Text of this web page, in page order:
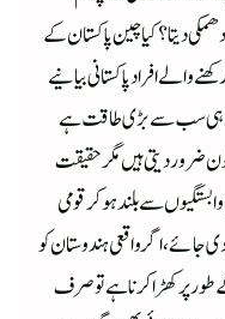
دیتا؟ کیا چین پاکستان کے
والے افراد پاکستانی بیانیے
ہی سب سے بڑی طاقت ہے
ضرور دیتی ہیں مگر حقیقت
سے بلند ہو کر قومی
جائے،اگر واقعی ہندوستان کو
طور پر کھڑا کرنا ہے تو صرف